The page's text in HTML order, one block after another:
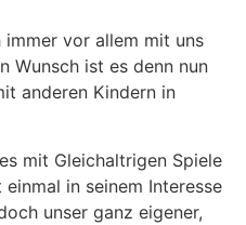
vor allem mit uns
Wunsch ist es denn nun
anderen Kindern in
mit Gleichaltrigen Spiele
in seinem Interesse
unser ganz eigener,